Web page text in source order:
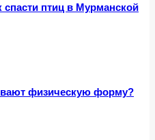
спасти птиц в Мурманской
физическую форму?